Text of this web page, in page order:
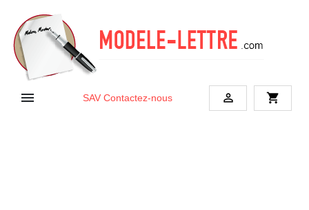
 SAV Contactez-nous  shopping_cart